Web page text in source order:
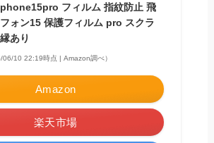
フィルム 指紋防止 飛
ォン15 保護フィルム pro スクラ
あり
06/10 22:19時点 | Amazon調べ）
Amazon
楽天市場